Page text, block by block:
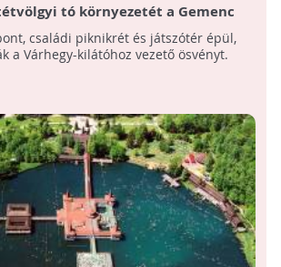
tó környezetét a Gemenc
családi piknikrét és játszótér épül,
a Várhegy-kilátóhoz vezető ösvényt.